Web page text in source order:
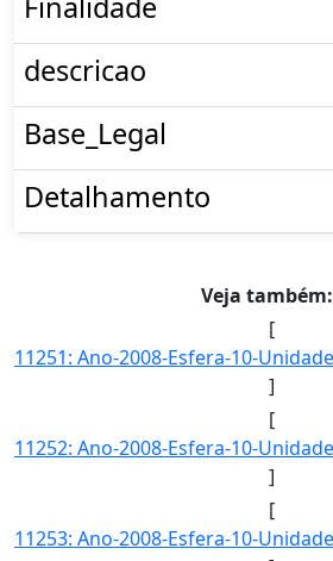
descricao
Base_Legal
Detalhamento
Veja também:
[
]
[
]
[